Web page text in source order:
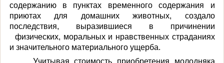
содержанию в пунктах временного содержания и
приютах для домашних животных, создало
последствия,
выразившиеся в причинении
физических, моральных и нравственных страданиях
и значительного материального ущерба.
Учитывая стоимость приобретения молодняка